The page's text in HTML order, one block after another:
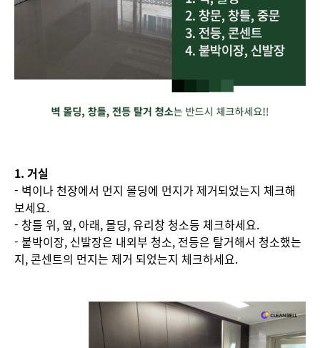
1. 거실
- 벽이나 천장에서 먼지 몰딩에 먼지가 제거되었는지 체크해
보세요.
- 창틀 위, 옆, 아래, 몰딩, 유리창 청소등 체크하세요.
- 붙박이장, 신발장은 내외부 청소, 전등은 탈거해서 청소했는
지, 콘센트의 먼지는 제거 되었는지 체크하세요.